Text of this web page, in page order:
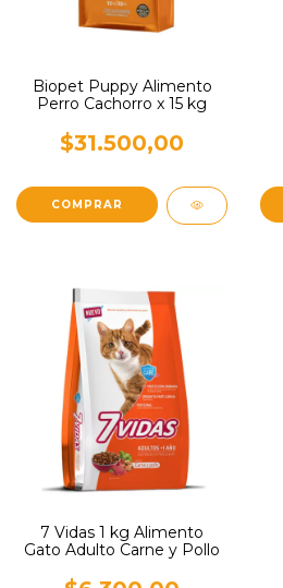
Biopet Puppy Alimento
Perro Cachorro x 15 kg
$31.500,00
7 Vidas 1 kg Alimento
Gato Adulto Carne y Pollo